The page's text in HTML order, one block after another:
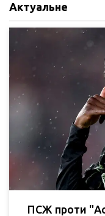
Актуальне
ПСЖ проти